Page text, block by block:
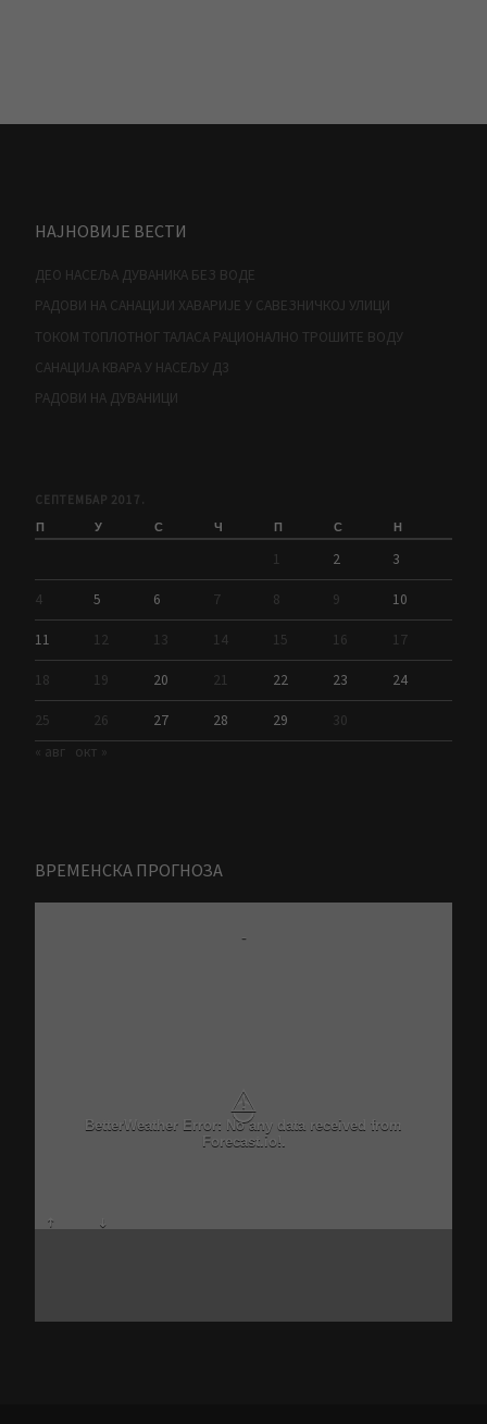
НАЈНОВИЈЕ ВЕСТИ
ДЕО НАСЕЉА ДУВАНИКА БЕЗ ВОДЕ
РАДОВИ НА САНАЦИЈИ ХАВАРИЈЕ У САВЕЗНИЧКОЈ УЛИЦИ
ТОКОМ ТОПЛОТНОГ ТАЛАСА РАЦИОНАЛНО ТРОШИТЕ ВОДУ
САНАЦИЈА КВАРА У НАСЕЉУ Д3
РАДОВИ НА ДУВАНИЦИ
СЕПТЕМБАР 2017.
П У С Ч П С Н
1 2 3
4 5 6 7 8 9 10
11 12 13 14 15 16 17
18 19 20 21 22 23 24
25 26 27 28 29
30
« авг окт »
ВРЕМЕНСКА ПРОГНОЗА
-
⚠
BetterWeather Error: No any data received from
Forecast.io!.